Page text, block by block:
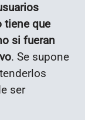
tiene que
si fueran
. Se supone
ser